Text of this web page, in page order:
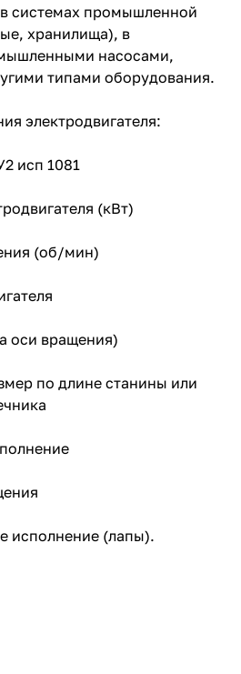
системах промышленной
хранилища), в
насосами,
типами оборудования.
электродвигателя:
исп 1081
(кВт)
(об/мин)
оси вращения)
по длине станины или
исполнение (лапы).